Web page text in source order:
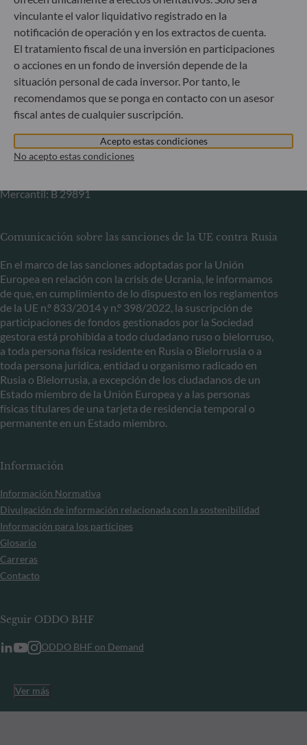
Registro Comercial: HRB 11971 juzgado de primera
instancia de Düsseldorf
6, rue Gabriel Lippmann
L-5365 Munsbach
+352 45 76 76 245
Sociedad gestora de carteras autorizada por la Commission
Mercantil: B 29891
Comunicación sobre las sanciones de la UE contra Rusia
En el marco de las sanciones adoptadas por la Unión
Europea en relación con la crisis de Ucrania, le informamos
de que, en cumplimiento de lo dispuesto en los reglamentos
de la UE n.º 833/2014 y n.º 398/2022, la suscripción de
participaciones de fondos gestionados por la Sociedad
gestora está prohibida a todo ciudadano ruso o bielorruso,
a toda persona física residente en Rusia o Bielorrusia o a
toda persona jurídica, entidad u organismo radicado en
Rusia o Bielorrusia, a excepción de los ciudadanos de un
Estado miembro de la Unión Europea y a las personas
físicas titulares de una tarjeta de residencia temporal o
permanente en un Estado miembro.
Información
Información Normativa
Divulgación de información relacionada con la sostenibilidad
Información para los partícipes
Glosario
Carreras
Contacto
Seguir ODDO BHF
ODDO BHF on Demand
Ver más
vinculante el valor liquidativo registrado en la
notificación de operación y en los extractos de cuenta.
El tratamiento fiscal de una inversión en participaciones
o acciones en un fondo de inversión depende de la
situación personal de cada inversor. Por tanto, le
recomendamos que se ponga en contacto con un asesor
fiscal antes de cualquier suscripción.
Acepto estas condiciones
No acepto estas condiciones